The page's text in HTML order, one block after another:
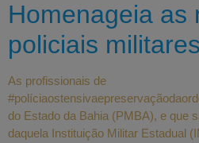
Homenageia as
policiais
As profissionais de
do Estado da Bahia (PMBA), e que
daquela Instituição Militar Estadual